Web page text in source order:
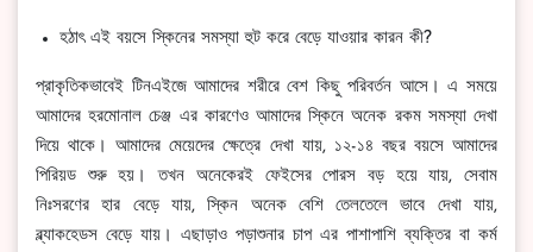
হঠাৎ এই বয়সে স্কিনের সমস্যা হুট করে বেড়ে যাওয়ার কারন কী?
প্রাকৃতিকভাবেই টিনএইজে আমাদের শরীরে বেশ কিছু পরিবর্তন আসে। এ সময়ে
আমাদের হরমোনাল চেঞ্জ এর কারণেও আমাদের স্কিনে অনেক রকম সমস্যা দেখা
দিয়ে থাকে। আমাদের মেয়েদের ক্ষেত্রে দেখা যায়, ১২-১৪ বছর বয়সে আমাদের
পিরিয়ড শুরু হয়। তখন অনেকেরই ফেইসের পোরস বড় হয়ে যায়, সেবাম
নিঃসরণের হার বেড়ে যায়, স্কিন অনেক বেশি তেলতেলে ভাবে দেখা যায়,
ব্ল্যাকহেডস বেড়ে যায়। এছাড়াও পড়াশুনার চাপ এর পাশাপাশি ব্যক্তির বা কর্ম